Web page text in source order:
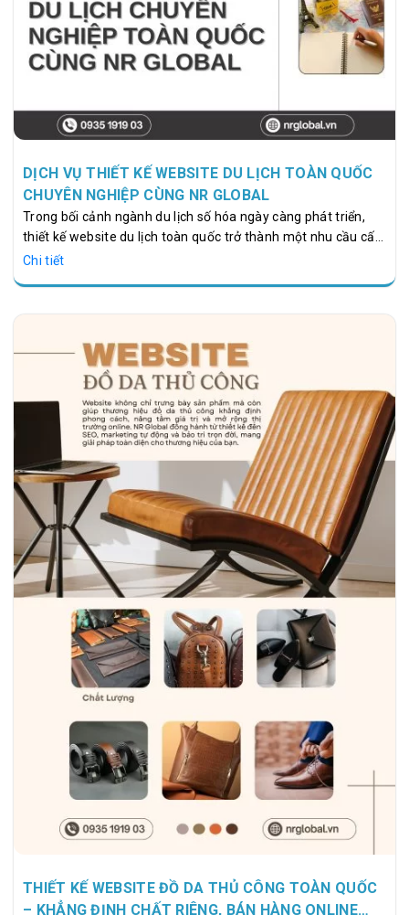
DỊCH VỤ THIẾT KẾ WEBSITE DU LỊCH TOÀN QUỐC
CHUYÊN NGHIỆP CÙNG NR GLOBAL
Trong bối cảnh ngành du lịch số hóa ngày càng phát triển,
thiết kế website du lịch toàn quốc trở thành một nhu cầu cấp
thiết cho các doanh nghiệp lữ hành, khách sạn, resort và
án Web và 500 chiến dịch Marketing, cung cấp Dịch vụ thiết…
Chi tiết
THIẾT KẾ WEBSITE ĐỒ DA THỦ CÔNG TOÀN QUỐC
– KHẲNG ĐỊNH CHẤT RIÊNG, BÁN HÀNG ONLINE